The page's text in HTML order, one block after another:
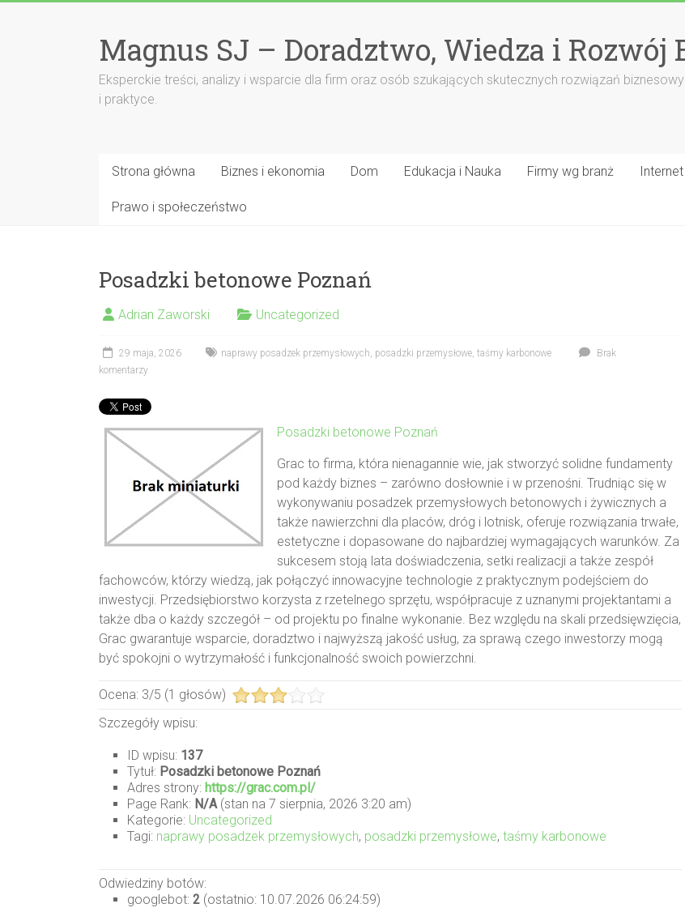
Magnus SJ – Doradztwo, Wiedza i Rozwój
Eksperckie treści, analizy i wsparcie dla firm oraz osób szukających skutecznych rozwiązań
i praktyce.
Strona główna Biznes i ekonomia Dom Edukacja i Nauka Firmy wg branż
Prawo i społeczeństwo
Posadzki betonowe Poznań
Adrian Zaworski Uncategorized
29 maja, 2026 naprawy posadzek przemysłowych, posadzki przemysłowe, taśmy karbonowe
Brak
komentarzy
Posadzki betonowe Poznań
Grac to firma, która nienagannie wie, jak stworzyć solidne fundamenty
pod każdy biznes – zarówno dosłownie i w przenośni. Trudniąc się w
wykonywaniu posadzek przemysłowych betonowych i żywicznych a
także nawierzchni dla placów, dróg i lotnisk, oferuje rozwiązania trwałe,
estetyczne i dopasowane do najbardziej wymagających warunków. Za
sukcesem stoją lata doświadczenia, setki realizacji a także zespół
fachowców, którzy wiedzą, jak połączyć innowacyjne technologie z praktycznym podejściem do
inwestycji. Przedsiębiorstwo korzysta z rzetelnego sprzętu, współpracuje z uznanymi projektantami a
także dba o każdy szczegół – od projektu po finalne wykonanie. Bez względu na skali przedsięwzięcia,
Grac gwarantuje wsparcie, doradztwo i najwyższą jakość usług, za sprawą czego inwestorzy mogą
być spokojni o wytrzymałość i funkcjonalność swoich powierzchni.
Ocena: 3/5 (1 głosów)
Szczegóły wpisu:
ID wpisu: 137
Tytuł: Posadzki betonowe Poznań
Adres strony: https://grac.com.pl/
Page Rank: N/A(stan na 7 sierpnia, 2026 3:20 am)
Kategorie: Uncategorized
Tagi: naprawy posadzek przemysłowych, posadzki przemysłowe, taśmy karbonowe
Odwiedziny botów:
googlebot: 2 (ostatnio: 10.07.2026 06:24:59)